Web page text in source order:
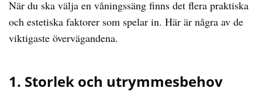
När du ska välja en våningssäng finns det flera praktiska
och estetiska faktorer som spelar in. Här är några av de
viktigaste övervägandena.
1. Storlek och utrymmesbehov